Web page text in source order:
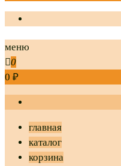
меню
0
0 ₽
главная
каталог
корзина